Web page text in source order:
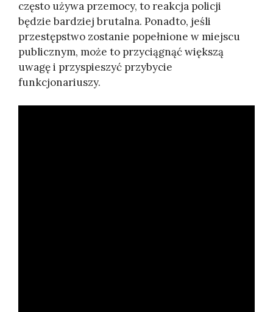
często używa przemocy, to reakcja policji
będzie bardziej brutalna. Ponadto, jeśli
przestępstwo zostanie popełnione w miejscu
publicznym, może to przyciągnąć większą
uwagę i przyspieszyć przybycie
funkcjonariuszy.